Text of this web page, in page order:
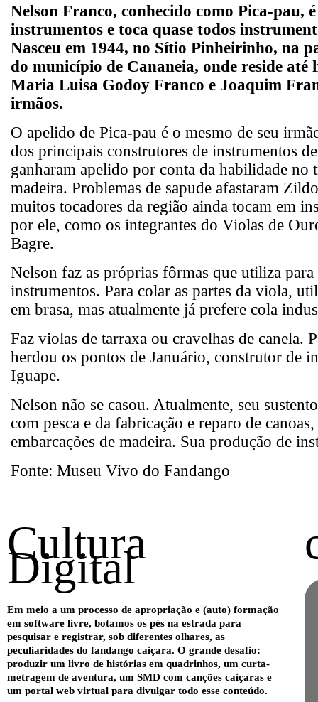
Nelson Franco, conhecido como Pica-pau,
instrumentos e toca quase todos
Nasceu em 1944, no Sítio Pinheirinho, na
do município de Cananeia, onde reside até
Maria Luisa Godoy Franco e Joaquim
irmãos.
O apelido de Pica-pau é o mesmo de seu
dos principais construtores de instrumentos
ganharam apelido por conta da habilidade no
madeira. Problemas de sapude afastaram
muitos tocadores da região ainda tocam em
por ele, como os integrantes do Violas de
Bagre.
Nelson faz as próprias fôrmas que utiliza
instrumentos. Para colar as partes da viola,
em brasa, mas atualmente já prefere cola
Faz violas de tarraxa ou cravelhas de canela.
herdou os pontos de Januário, construtor de
Iguape.
Nelson não se casou. Atualmente, seu
com pesca e da fabricação e reparo de
embarcações de madeira. Sua produção de
Fonte: Museu Vivo do Fandango
Cultura
Digital
Em meio a um processo de apropriação e (auto) formação
em software livre, botamos os pés na estrada para
pesquisar e registrar, sob diferentes olhares, as
peculiaridades do fandango caiçara. O grande desafio:
produzir um livro de histórias em quadrinhos, um curta-
metragem de aventura, um SMD com canções caiçaras e
um portal web virtual para divulgar todo esse conteúdo.